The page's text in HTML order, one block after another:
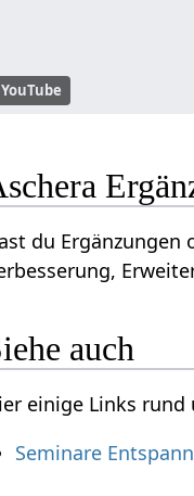
YouTube
du Ergänzungen
auch
einige Links
Seminare